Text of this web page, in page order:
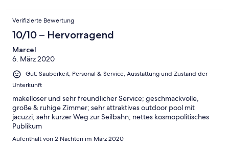
Verifizierte Bewertung
10/10 – Hervorragend
Marcel
6. März 2020
Gut: Sauberkeit, Personal & Service, Ausstattung und Zustand der
Unterkunft
makelloser und sehr freundlicher Service; geschmackvolle,
große & ruhige Zimmer; sehr attraktives outdoor pool mit
jacuzzi; sehr kurzer Weg zur Seilbahn; nettes kosmopolitisches
Publikum
Aufenthalt von 2 Nächten im März 2020